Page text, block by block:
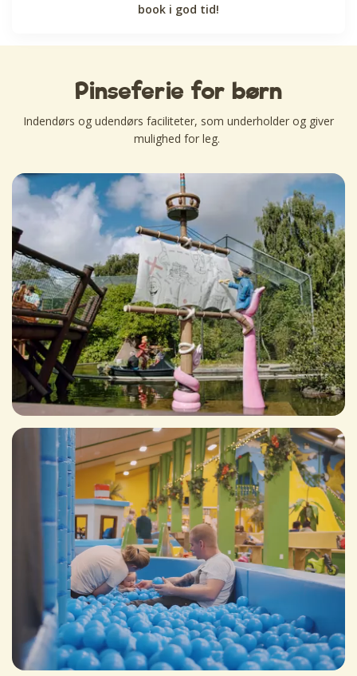
book i god tid!
Pinseferie for børn
Indendørs og udendørs faciliteter, som underholder og giver
mulighed for leg.